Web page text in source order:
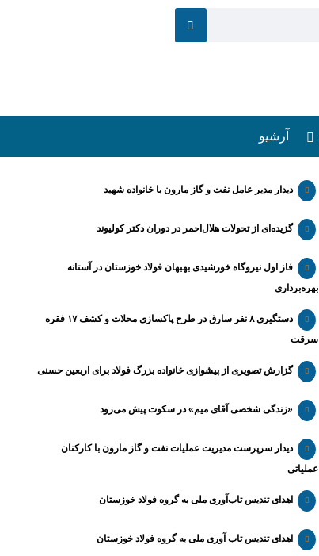
آرشیو
دیدار مدیر عامل نفت و گاز مارون با خانواده شهید
گزیده‌ای از تحولات هلال‌احمر در دوران دکتر کولیوند
فاز اول نیروگاه خورشیدی بهبهان فولاد خوزستان در آستانه
بهره‌برداری
دستگیری ۸ نفر سارق در طرح پاکسازی محلات و کشف ۱۷ فقره
سرقت
گزارش تصویری از پیشوازی خانواده بزرگ فولاد برای اربعین حسنی
«زندگی شخصی آقای میم» در سکوت پیش می‌رود
دیدار سرپرست مدیریت عملیات نفت و گاز مارون با کارکنان
عملیاتی
اهدای تندیس تاب‌آوری ملی به گروه فولاد خوزستان
اهدای تندیس تاب آوری ملی به گروه فولاد خوزستان